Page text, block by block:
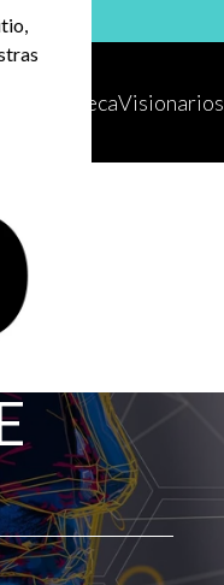
HemerotecaVisionarios